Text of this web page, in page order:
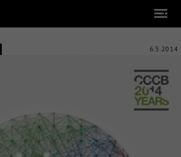
6.5.2014